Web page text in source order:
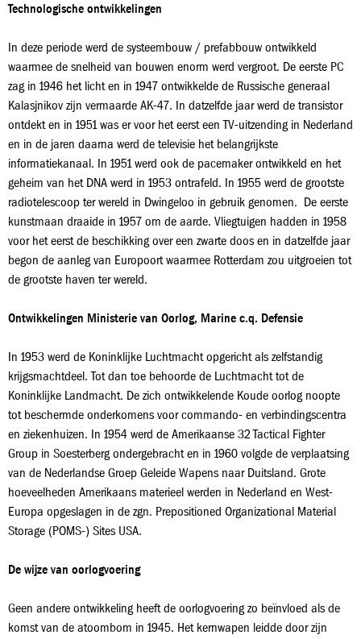
Technologische ontwikkelingen
In deze periode werd de systeembouw / prefabbouw ontwikkeld
waarmee de snelheid van bouwen enorm werd vergroot. De eerste PC
zag in 1946 het licht en in 1947 ontwikkelde de Russische generaal
Kalasjnikov zijn vermaarde AK-47. In datzelfde jaar werd de transistor
ontdekt en in 1951 was er voor het eerst een TV-uitzending in Nederland
en in de jaren daarna werd de televisie het belangrijkste
informatiekanaal. In 1951 werd ook de pacemaker ontwikkeld en het
geheim van het DNA werd in 1953 ontrafeld. In 1955 werd de grootste
radiotelescoop ter wereld in Dwingeloo in gebruik genomen. De eerste
kunstmaan draaide in 1957 om de aarde. Vliegtuigen hadden in 1958
voor het eerst de beschikking over een zwarte doos en in datzelfde jaar
begon de aanleg van Europoort waarmee Rotterdam zou uitgroeien tot
de grootste haven ter wereld.
Ontwikkelingen Ministerie van Oorlog, Marine c.q. Defensie
In 1953 werd de Koninklijke Luchtmacht opgericht als zelfstandig
krijgsmachtdeel. Tot dan toe behoorde de Luchtmacht tot de
Koninklijke Landmacht. De zich ontwikkelende Koude oorlog noopte
tot beschermde onderkomens voor commando- en verbindingscentra
en ziekenhuizen. In 1954 werd de Amerikaanse 32 Tactical Fighter
Group in Soesterberg ondergebracht en in 1960 volgde de verplaatsing
van de Nederlandse Groep Geleide Wapens naar Duitsland. Grote
hoeveelheden Amerikaans materieel werden in Nederland en West-
Europa opgeslagen in de zgn. Prepositioned Organizational Material
Storage (POMS-) Sites USA.
De wijze van oorlogvoering
Geen andere ontwikkeling heeft de oorlogvoering zo beïnvloed als de
komst van de atoombom in 1945. Het kernwapen leidde door zijn